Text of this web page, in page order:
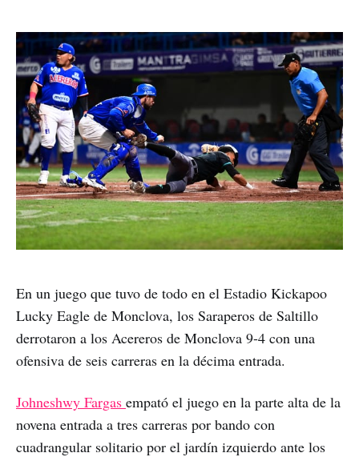
En un juego que tuvo de todo en el Estadio Kickapoo
Lucky Eagle de Monclova, los Saraperos de Saltillo
derrotaron a los Acereros de Monclova 9-4 con una
ofensiva de seis carreras en la décima entrada.
Johneshwy Fargas empató el juego en la parte alta de la
novena entrada a tres carreras por bando con
cuadrangular solitario por el jardín izquierdo ante los